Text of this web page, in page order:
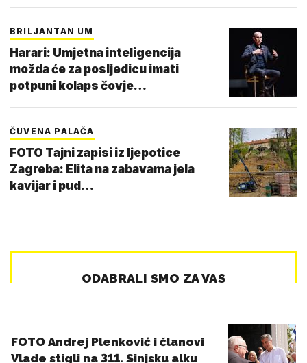
BRILJANTAN UM
Harari: Umjetna inteligencija
možda će za posljedicu imati
potpuni kolaps čovje…
ČUVENA PALAČA
FOTO Tajni zapisi iz ljepotice
Zagreba: Elita na zabavama jela
kavijar i pud…